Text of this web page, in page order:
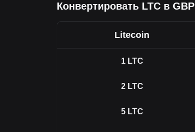
Конвертировать LTC в GBP
Litecoin
1 LTC
2 LTC
5 LTC